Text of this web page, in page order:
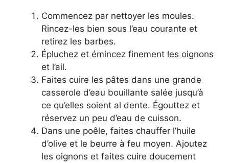
Commencez par nettoyer les moules.
Rincez-les bien sous l’eau courante et
retirez les barbes.
Épluchez et émincez finement les oignons
et l’ail.
Faites cuire les pâtes dans une grande
casserole d’eau bouillante salée jusqu’à
ce qu’elles soient al dente. Égouttez et
réservez un peu d’eau de cuisson.
Dans une poêle, faites chauffer l’huile
d’olive et le beurre à feu moyen. Ajoutez
les oignons et faites cuire doucement